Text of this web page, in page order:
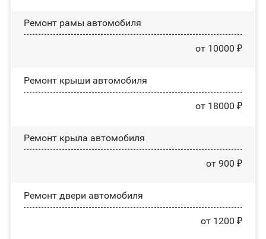
Ремонт рамы автомобиля
от 10000 ₽
Ремонт крыши автомобиля
от 18000 ₽
Ремонт крыла автомобиля
от 900 ₽
Ремонт двери автомобиля
от 1200 ₽